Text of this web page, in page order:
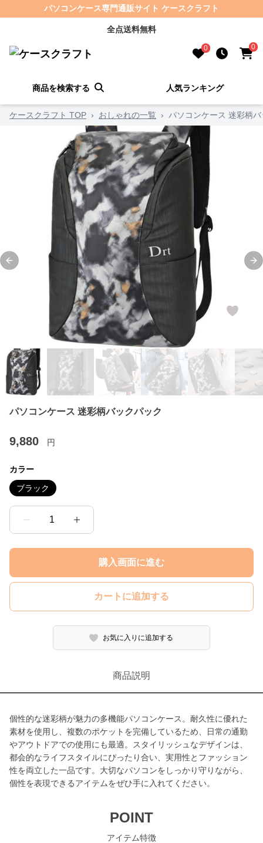
パソコンケース専門通販サイト ケースクラフト
全点送料無料
0 0
商品を検索する 人気ランキング
ケースクラフト TOP › おしゃれの一覧 › パソコンケース 迷彩柄
Previous slide
パソコンケース 迷彩柄バックパック
9,880 円
カラー
ブラック
1
購入画面に進む
カートに追加する
お気に入りに追加する
商品説明
個性的な迷彩柄が魅力の多機能パソコンケース。耐久性に優れた
素材を使用し、複数のポケットを完備しているため、日常の通勤
やアウトドアでの使用にも最適。スタイリッシュなデザインは、
都会的なライフスタイルにぴったり合い、実用性とファッション
性を両立した一品です。大切なパソコンをしっかり守りながら、
個性を表現できるアイテムをぜひ手に入れてください。
POINT
アイテム特徴